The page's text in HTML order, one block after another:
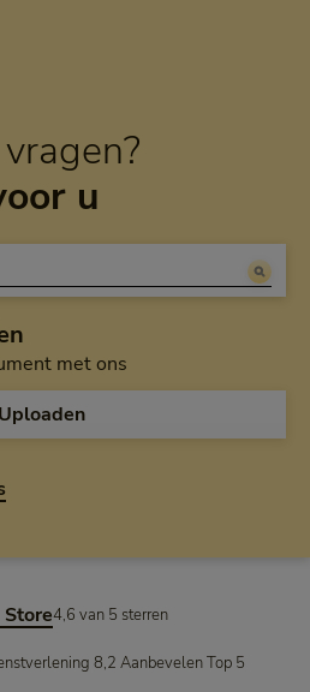
u
met ons
Uploaden
4,6 van 5 sterren
8,2 Aanbevelen Top 5